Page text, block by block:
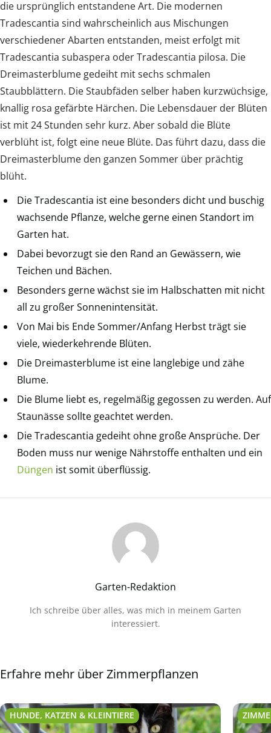
die ursprünglich entstandene Art. Die modernen
Tradescantia sind wahrscheinlich aus Mischungen
verschiedener Abarten entstanden, meist erfolgt mit
Tradescantia subaspera oder Tradescantia pilosa. Die
Dreimasterblume gedeiht mit sechs schmalen
Staubblättern. Die Staubfäden selber haben kurzwüchsige,
knallig rosa gefärbte Härchen. Die Lebensdauer der Blüten
ist mit 24 Stunden sehr kurz. Aber sobald die Blüte
verblüht ist, folgt eine neue Blüte. Das führt dazu, dass die
Dreimasterblume den ganzen Sommer über prächtig
blüht.
Die Tradescantia ist eine besonders dicht und buschig
wachsende Pflanze, welche gerne einen Standort im
Garten hat.
Dabei bevorzugt sie den Rand an Gewässern, wie
Teichen und Bächen.
Besonders gerne wächst sie im Halbschatten mit nicht
all zu großer Sonnenintensität.
Von Mai bis Ende Sommer/Anfang Herbst trägt sie
viele, wiederkehrende Blüten.
Die Dreimasterblume ist eine langlebige und zähe
Blume.
Die Blume liebt es, regelmäßig gegossen zu werden. Auf
Staunässe sollte geachtet werden.
Die Tradescantia gedeiht ohne große Ansprüche. Der
Boden muss nur wenige Nährstoffe enthalten und ein
Düngen ist somit überflüssig.
Garten-Redaktion
Ich schreibe über alles, was mich in meinem Garten
interessiert.
Erfahre mehr über Zimmerpflanzen
HUNDE, KATZEN & KLEINTIERE